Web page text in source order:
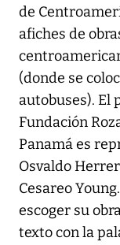
de
afiches de
(donde se
autobuses). El
Fundación
Panamá es
Osvaldo
Cesareo
escoger su
texto con la